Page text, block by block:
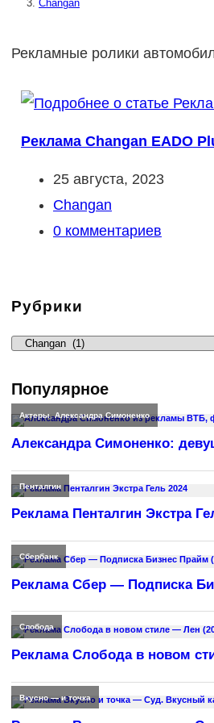
Changan
Рекламные ролики
Реклама Changan EADO
Запись
опубликована:
25 августа, 2023
Рубрика
записи:
Changan
Комментарии
0 комментариев
Рубрики
Рубрики
Популярное
Актеры,Александра Симоненко
Александра Симоненко:
Пенталгин
Реклама Пенталгин Экстра
Сбербанк
Реклама Сбер — Подписка
Слобода
Реклама Слобода в новом
Вкусно — и точка